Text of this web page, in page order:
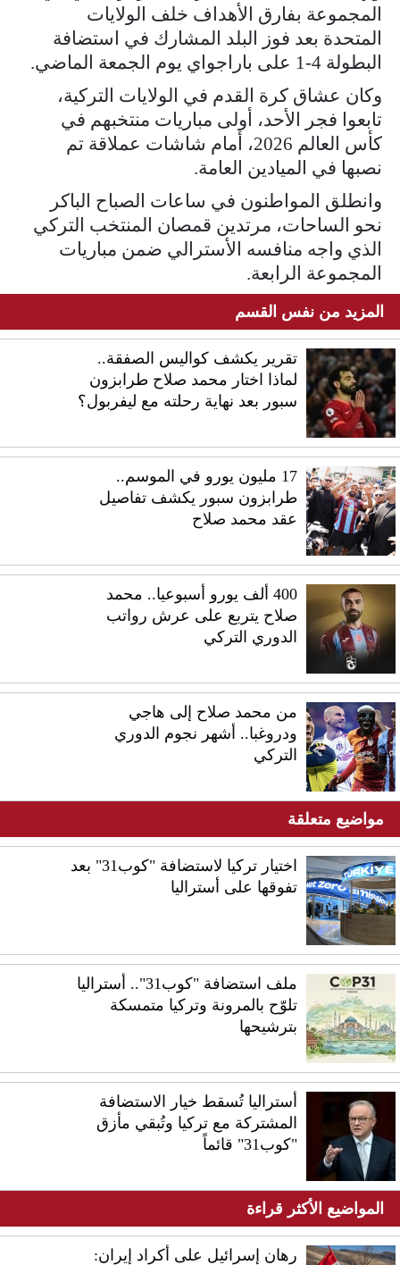
المجموعة بفارق الأهداف خلف الولايات
المتحدة بعد فوز البلد المشارك في استضافة
البطولة 4-1 على باراجواي يوم الجمعة الماضي.
وكان عشاق كرة القدم في الولايات التركية،
تابعوا فجر الأحد، أولى مباريات منتخبهم في
كأس العالم 2026، أمام شاشات عملاقة تم
نصبها في الميادين العامة.
وانطلق المواطنون في ساعات الصباح الباكر
نحو الساحات، مرتدين قمصان المنتخب التركي
الذي واجه منافسه الأسترالي ضمن مباريات
المجموعة الرابعة.
المزيد من نفس القسم
تقرير يكشف كواليس الصفقة..
لماذا اختار محمد صلاح طرابزون
سبور بعد نهاية رحلته مع ليفربول؟
17 مليون يورو في الموسم..
طرابزون سبور يكشف تفاصيل
عقد محمد صلاح
400 ألف يورو أسبوعيا.. محمد
صلاح يتربع على عرش رواتب
الدوري التركي
من محمد صلاح إلى هاجي
ودروغبا.. أشهر نجوم الدوري
التركي
مواضيع متعلقة
اختيار تركيا لاستضافة "كوب31" بعد
تفوقها على أستراليا
ملف استضافة "كوب31".. أستراليا
تلوّح بالمرونة وتركيا متمسكة
بترشيحها
أستراليا تُسقط خيار الاستضافة
المشتركة مع تركيا وتُبقي مأزق
"كوب31" قائماً
المواضيع الأكثر قراءة
رهان إسرائيل على أكراد إيران: